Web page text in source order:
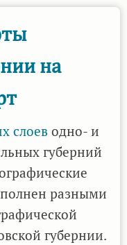
на
слоев одно- и
губерний
разными
губернии.